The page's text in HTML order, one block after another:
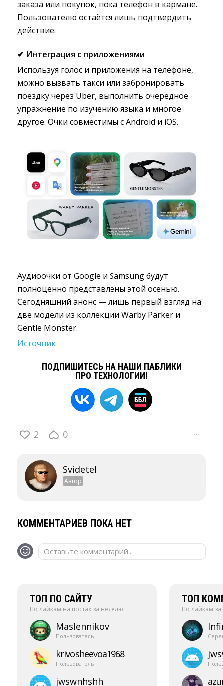
заказа или покупок, пока телефон в кармане.
Пользователю остаётся лишь подтвердить
действие.
✔ Интеграция с приложениями
Используя голос и приложения на телефоне,
можно вызвать такси или забронировать
поездку через Uber, выполнить очередное
упражнение по изучению языка и многое
другое. Очки совместимы с Android и iOS.
Аудиоочки от Google и Samsung будут
полноценно представлены этой осенью.
Сегодняшний анонс — лишь первый взгляд на
две модели из коллекции Warby Parker и
Gentle Monster.
Источник
ПОДПИШИТЕСЬ НА НАШИ ПАБЛИКИ
ПРО ТЕХНОЛОГИИ!
2 0 ···
Svidetel
Автор
КОММЕНТАРИЕВ ПОКА НЕТ
Оставьте комментарий...
ТОП ПО САЙТУ
По лайкам на постах за неделю
Maslennikov
Пользователь
krivosheevoa1968
Пользователь
jwswnhshh
ТОП
По лайкам